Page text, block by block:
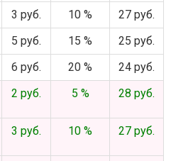
3 руб. 10 %
27 руб.
5 руб. 15 %
25 руб.
6 руб. 20 %
24 руб.
2 руб. 5 % 28 руб.
3 руб. 10 % 27 руб.